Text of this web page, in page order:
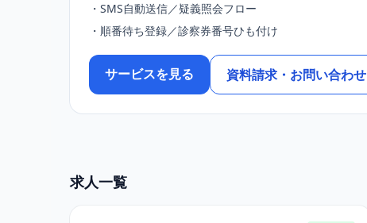
・SMS自動送信／疑義照会フロー
・順番待ち登録／診察券番号ひも付け
サービスを見る 資料請求・お問い合わせ
求人一覧